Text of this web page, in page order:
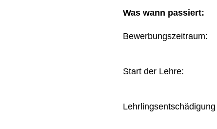
Was wann passiert:
Start der Lehre: